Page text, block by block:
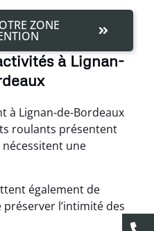
ZONE
à Lignan-
à Lignan-de-Bordeaux
roulants présentent
une
également de
l’intimité des